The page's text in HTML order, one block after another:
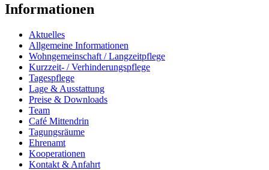
Informationen
Aktuelles
Allgemeine Informationen
Wohngemeinschaft / Langzeitpflege
Kurzzeit- / Verhinderungspflege
Tagespflege
Lage & Ausstattung
Preise & Downloads
Team
Café Mittendrin
Tagungsräume
Ehrenamt
Kooperationen
Kontakt & Anfahrt